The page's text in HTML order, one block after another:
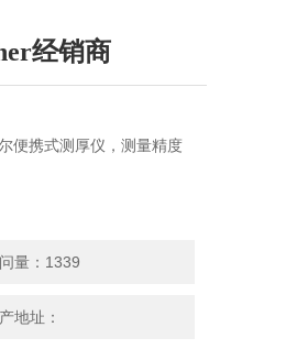
经销商
便携式测厚仪，测量精度
量：1339
地址：